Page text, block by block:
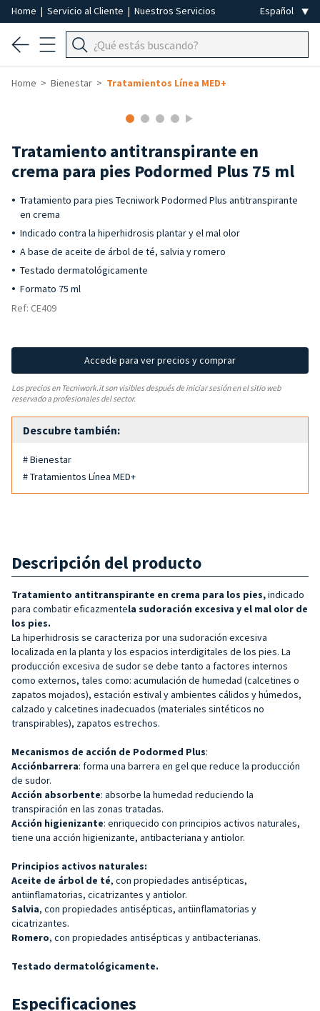
Home | Servicio al Cliente | Nuestros Servicios
Home Bienestar Tratamientos Línea MED+
Tratamiento antitranspirante en
crema para pies Podormed Plus 75 ml
Tratamiento para pies Tecniwork Podormed Plus antitranspirante
en crema
Indicado contra la hiperhidrosis plantar y el mal olor
A base de aceite de árbol de té, salvia y romero
Testado dermatológicamente
Formato 75 ml
Ref: CE409
Accede para ver precios y comprar
Los precios en Tecniwork.it son visibles después de iniciar sesión en el sitio web
reservado a profesionales del sector.
Descubre también:
# Bienestar
# Tratamientos Línea MED+
Descripción del producto
Tratamiento antitranspirante en crema para los pies,indicado
para combatir eficazmentela sudoración excesiva y el mal olor de
los pies.
La hiperhidrosis se caracteriza por una sudoración excesiva
localizada en la planta y los espacios interdigitales de los pies. La
producción excesiva de sudor se debe tanto a factores internos
como externos, tales como: acumulación de humedad (calcetines o
zapatos mojados), estación estival y ambientes cálidos y húmedos,
calzado y calcetines inadecuados (materiales sintéticos no
transpirables), zapatos estrechos.
Mecanismos de acción de Podormed Plus:
Acciónbarrera: forma una barrera en gel que reduce la producción
de sudor.
Acción absorbente: absorbe la humedad reduciendo la
transpiración en las zonas tratadas.
Acción higienizante: enriquecido con principios activos naturales,
tiene una acción higienizante, antibacteriana y antiolor.
Principios activos naturales:
Aceite de árbol de té, con propiedades antisépticas,
antiinflamatorias, cicatrizantes y antiolor.
Salvia, con propiedades antisépticas, antiinflamatorias y
cicatrizantes.
Romero, con propiedades antisépticas y antibacterianas.
Testado dermatológicamente.
Especificaciones